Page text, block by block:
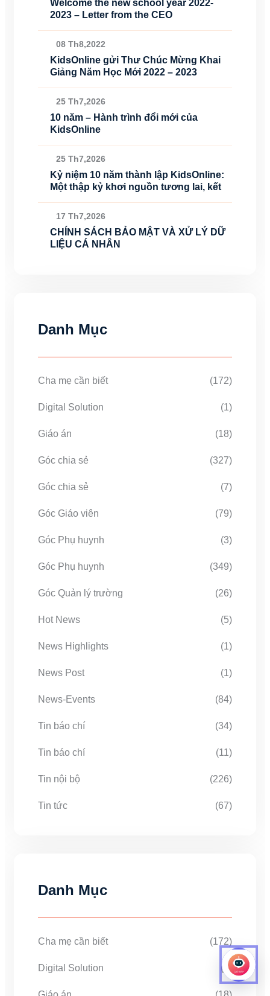
Welcome the new school year 2022-
2023 – Letter from the CEO
08 Th8,2022
KidsOnline gửi Thư Chúc Mừng Khai
Giảng Năm Học Mới 2022 – 2023
25 Th7,2026
10 năm – Hành trình đổi mới của
KidsOnline
25 Th7,2026
Kỷ niệm 10 năm thành lập KidsOnline:
Một thập kỷ khơi nguồn tương lai, kết
17 Th7,2026
CHÍNH SÁCH BẢO MẬT VÀ XỬ LÝ DỮ
LIỆU CÁ NHÂN
Danh Mục
Cha mẹ cần biết (172)
Digital Solution (1)
Giáo án (18)
Góc chia sẻ (327)
Góc chia sẻ (7)
Góc Giáo viên (79)
Góc Phụ huynh (3)
Góc Phụ huynh (349)
Góc Quản lý trường (26)
Hot News (5)
News Highlights (1)
News Post (1)
News-Events (84)
Tin báo chí (34)
Tin báo chí (11)
Tin nội bộ (226)
Tin tức (67)
Danh Mục
Cha mẹ cần biết (172)
Digital Solution (1)